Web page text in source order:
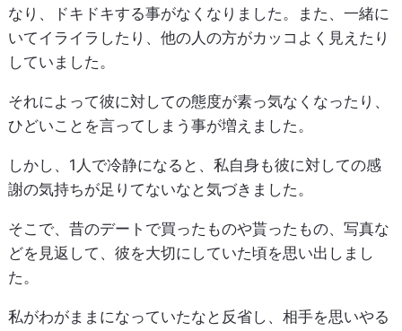
なり、ドキドキする事がなくなりました。また、一緒に
いてイライラしたり、他の人の方がカッコよく見えたり
していました。
それによって彼に対しての態度が素っ気なくなったり、
ひどいことを言ってしまう事が増えました。
しかし、1人で冷静になると、私自身も彼に対しての感
謝の気持ちが足りてないなと気づきました。
そこで、昔のデートで買ったものや貰ったもの、写真な
どを見返して、彼を大切にしていた頃を思い出しまし
た。
私がわがままになっていたなと反省し、相手を思いやる